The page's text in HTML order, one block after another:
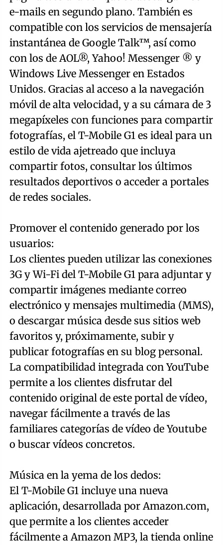
e-mails en segundo plano. También es
compatible con los servicios de mensajería
instantánea de Google Talk™, así como
con los de AOL®, Yahoo! Messenger ® y
Windows Live Messenger en Estados
Unidos. Gracias al acceso a la navegación
móvil de alta velocidad, y a su cámara de 3
megapíxeles con funciones para compartir
fotografías, el T-Mobile G1 es ideal para un
estilo de vida ajetreado que incluya
compartir fotos, consultar los últimos
resultados deportivos o acceder a portales
de redes sociales.
Promover el contenido generado por los
usuarios:
Los clientes pueden utilizar las conexiones
3G y Wi-Fi del T-Mobile G1 para adjuntar y
compartir imágenes mediante correo
electrónico y mensajes multimedia (MMS),
o descargar música desde sus sitios web
favoritos y, próximamente, subir y
publicar fotografías en su blog personal.
La compatibilidad integrada con YouTube
permite a los clientes disfrutar del
contenido original de este portal de vídeo,
navegar fácilmente a través de las
familiares categorías de vídeo de Youtube
o buscar vídeos concretos.
Música en la yema de los dedos:
El T-Mobile G1 incluye una nueva
aplicación, desarrollada por Amazon.com,
que permite a los clientes acceder
fácilmente a Amazon MP3, la tienda online